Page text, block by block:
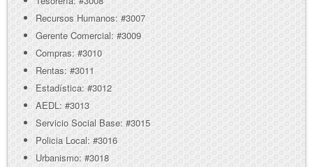
Recursos Humanos: #3007
Gerente Comercial: #3009
Compras: #3010
Rentas: #3011
Estadística: #3012
AEDL: #3013
Servicio Social Base: #3015
Policia Local: #3016
Urbanismo: #3018